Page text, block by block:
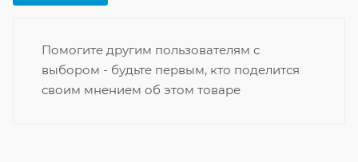
Помогите другим пользователям с
выбором - будьте первым, кто поделится
своим мнением об этом товаре